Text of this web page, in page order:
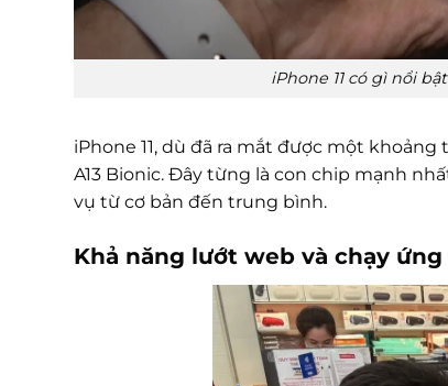
iPhone 11 có gì nổi
iPhone 11, dù đã ra mắt được một
A13 Bionic. Đây từng là con chip mạnh
vụ từ cơ bản đến trung bình.
Khả năng lướt web và chạy